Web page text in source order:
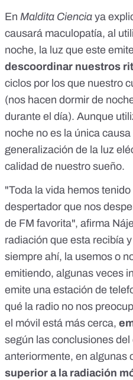
En Maldita Ciencia ya
causará maculopatía, al
noche, la luz que este
descoordinar nuestros
ciclos por los que nuestro
(nos hacen dormir de
durante el día). Aunque
noche no es la única
generalización de la luz
calidad de nuestro sueño.
"Toda la vida hemos
despertador que nos
de FM favorita", afirma
radiación que esta recibía
siempre ahí, la usemos o
emitiendo, algunas veces
emite una estación de
qué la radio no nos
el móvil está más cerca,
según las conclusiones
anteriormente, en algunas
superior a la radiación